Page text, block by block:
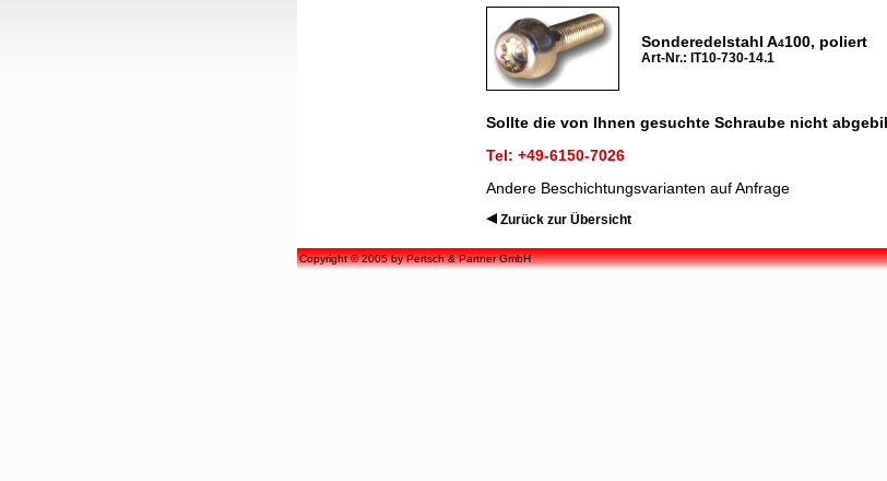
Sonderedelstahl A4100, poliert
Art-Nr.: IT10-730-14.1
Sollte die von Ihnen gesuchte Schraube nicht
Tel: +49-6150-7026
Andere Beschichtungsvarianten auf Anfrage
Zurück zur Übersicht
Copyright © 2005 by Pertsch & Partner GmbH